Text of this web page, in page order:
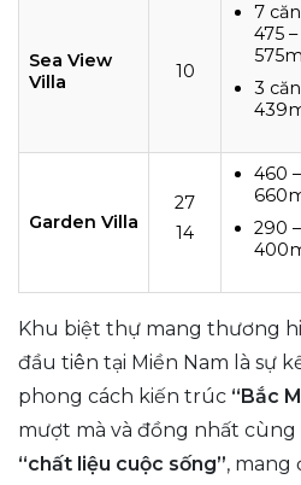
Sea View
Villa
10
7
475 –
3
Garden Villa
27
14
460 –
290 –
Khu biệt thự mang thương
đầu tiên tại Miền Nam là sự
phong cách kiến trúc “Bắc
mượt mà và đồng nhất
“chất liệu cuộc sống”, mang